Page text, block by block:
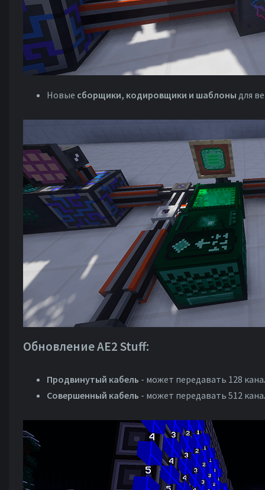
Новые сборщики, кодировщики и шаблоны для
Обновление AE2 Stuff:
Продвинутый кабель - может передавать 128
Совершенный кабель - может передавать 512